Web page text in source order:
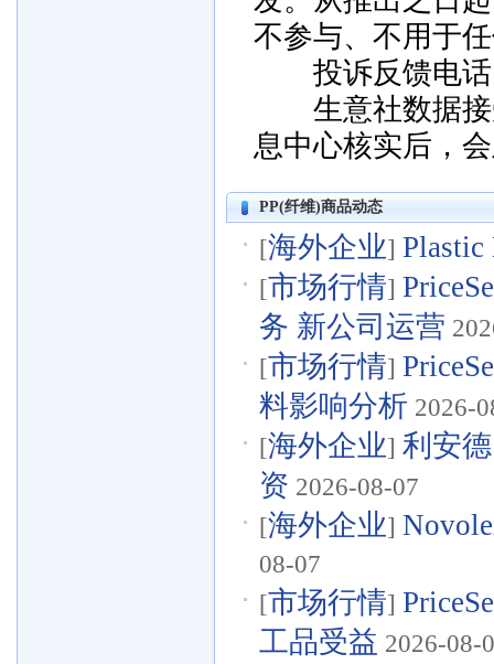
不参与、不用于
投诉反馈电话
生意社数据接
息中心核实后，
PP(纤维)商品动态
[海外企业]
[市场行情]
务 新公司运营
[市场行情]
料影响分析 2026-
[海外企业] 利安
资 2026-08-07
[海外企业]
08-07
[市场行情]
工品受益 2026-08-